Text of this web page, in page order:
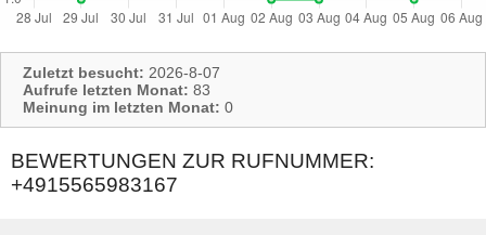
Zuletzt besucht: 2026-8-07
Aufrufe letzten Monat: 83
Meinung im letzten Monat: 0
BEWERTUNGEN ZUR RUFNUMMER:
+4915565983167